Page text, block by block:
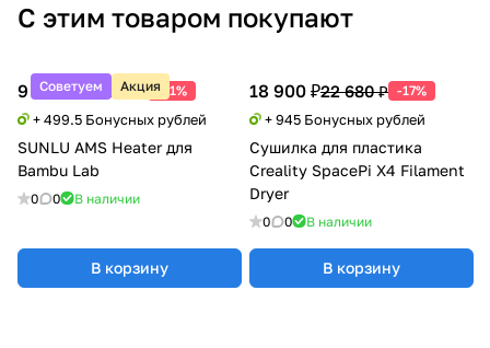
С этим товаром покупают
Советуем Акция
9 990 ₽20 388 ₽ -51%
+ 499.5 Бонусных рублей
SUNLU AMS Heater для
Bambu Lab
0 0 В наличии
В корзину
18 900 ₽22 680 ₽ -17%
+ 945 Бонусных рублей
Сушилка для пластика
Creality SpacePi X4 Filament
Dryer
0 0 В наличии
В корзину